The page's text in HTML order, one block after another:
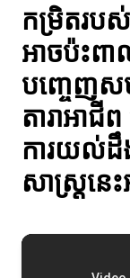
កម្រិតរបស់
អាចប៉ះព
បញ្ចេញស
តារាអាជី
ការយល់ដឹ
សាស្ត្រនេ